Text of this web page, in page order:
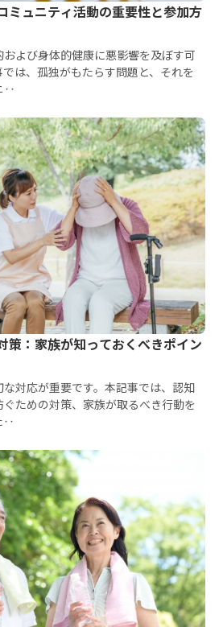
ミュニティ活動の重要性と参加方
よび身体的健康に悪影響を及ぼす可
は、孤独がもたらす問題と、それを
‥
策：家族が知っておくべきポイン
対応が重要です。本記事では、認知
ための対策、家族が取るべき行動を
‥